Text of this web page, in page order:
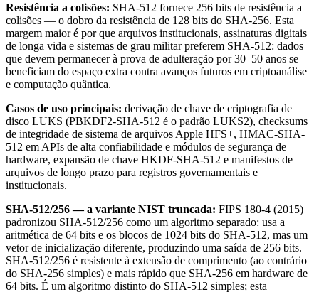
Resistência a colisões: SHA-512 fornece 256 bits de resistência a
colisões — o dobro da resistência de 128 bits do SHA-256. Esta
margem maior é por que arquivos institucionais, assinaturas digitais
de longa vida e sistemas de grau militar preferem SHA-512: dados
que devem permanecer à prova de adulteração por 30–50 anos se
beneficiam do espaço extra contra avanços futuros em criptoanálise
e computação quântica.
Casos de uso principais: derivação de chave de criptografia de
disco LUKS (PBKDF2-SHA-512 é o padrão LUKS2), checksums
de integridade de sistema de arquivos Apple HFS+, HMAC-SHA-
512 em APIs de alta confiabilidade e módulos de segurança de
hardware, expansão de chave HKDF-SHA-512 e manifestos de
arquivos de longo prazo para registros governamentais e
institucionais.
SHA-512/256 — a variante NIST truncada: FIPS 180-4 (2015)
padronizou SHA-512/256 como um algoritmo separado: usa a
aritmética de 64 bits e os blocos de 1024 bits do SHA-512, mas um
vetor de inicialização diferente, produzindo uma saída de 256 bits.
SHA-512/256 é resistente à extensão de comprimento (ao contrário
do SHA-256 simples) e mais rápido que SHA-256 em hardware de
64 bits. É um algoritmo distinto do SHA-512 simples; esta